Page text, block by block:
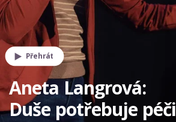
Přehrát
Aneta Langrová:
Duše potřebuje péči